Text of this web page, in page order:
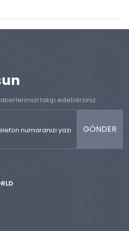
takip edebilirsiniz.